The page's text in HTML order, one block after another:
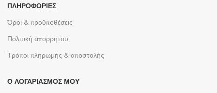
ΠΛΗΡΟΦΟΡΊΕΣ
Όροι & προϋποθέσεις
Πολιτική απορρήτου
Τρόποι πληρωμής & αποστολής
Ο ΛΟΓΑΡΙΑΣΜΌΣ ΜΟΥ